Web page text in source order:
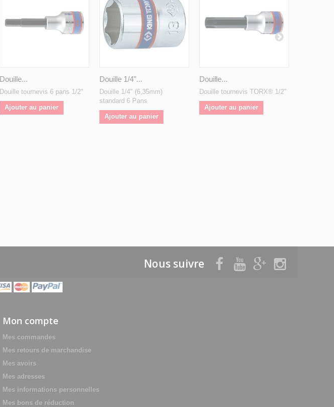
Douille...
Douille tournevis 6 pans 1/2"
Ajouter au panier
Douille 1/4"...
Douille 1/4" (6,35mm)
standard 6 Pans
Ajouter au panier
Douille...
Douille tournevis TORX® 1/2"
Ajouter au panier
Nous suivre
Mon compte
Mes commandes
Mes retours de marchandise
Mes avoirs
Mes adresses
Mes informations personnelles
Mes bons de réduction